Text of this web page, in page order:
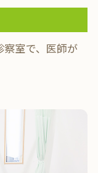
察室で、医師が